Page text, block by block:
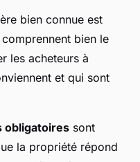
bien connue est
bien le
les acheteurs à
et qui sont
obligatoires sont
la propriété répond